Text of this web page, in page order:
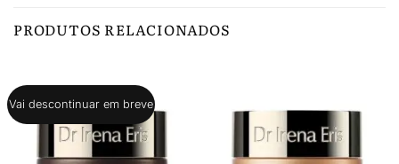
PRODUTOS RELACIONADOS
Vai descontinuar em breve